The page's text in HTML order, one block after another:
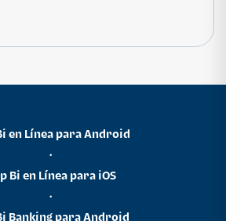
en Línea para Android
•
Bi en Línea para iOS
•
Banking para Android